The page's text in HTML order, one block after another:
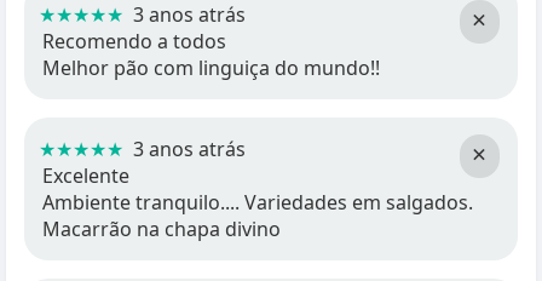
×
★★★★★ 3 anos atrás
Recomendo a todos
Melhor pão com linguiça do mundo!!
×
★★★★★ 3 anos atrás
Excelente
Ambiente tranquilo.... Variedades em salgados.
Macarrão na chapa divino